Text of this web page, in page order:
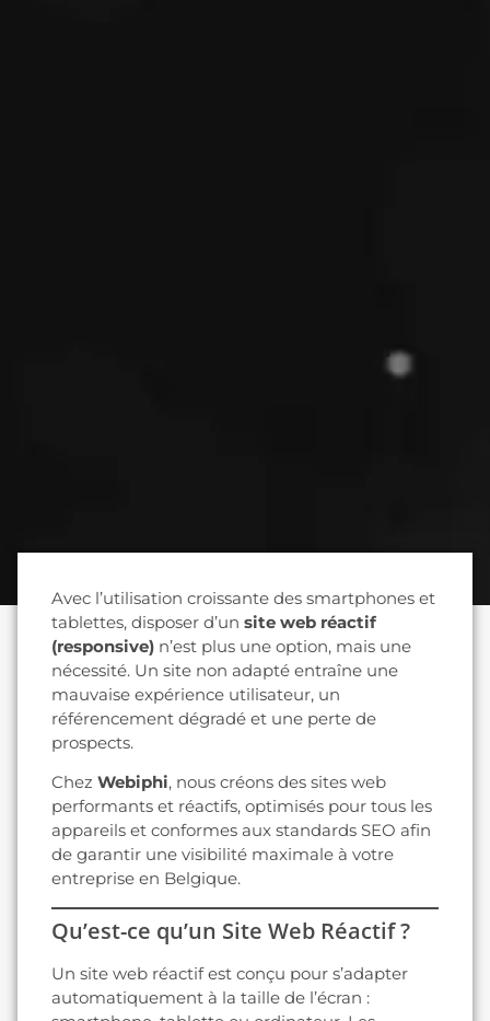
Avec l’utilisation croissante des smartphones et
tablettes, disposer d’un site web réactif
(responsive) n’est plus une option, mais une
nécessité. Un site non adapté entraîne une
mauvaise expérience utilisateur, un
référencement dégradé et une perte de
prospects.
Chez Webiphi, nous créons des sites web
performants et réactifs, optimisés pour tous les
appareils et conformes aux standards SEO afin
de garantir une visibilité maximale à votre
entreprise en Belgique.
Qu’est-ce qu’un Site Web Réactif ?
Un site web réactif est conçu pour s’adapter
automatiquement à la taille de l’écran :